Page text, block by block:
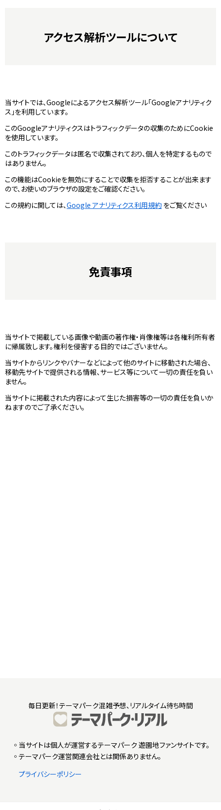
アクセス解析ツールについて
当サイトでは、Googleによるアクセス解析ツール「Googleアナリティク
ス」を利用しています。
このGoogleアナリティクスはトラフィックデータの収集のためにCookie
を使用しています。
このトラフィックデータは匿名で収集されており、個人を特定するもので
はありません。
この機能はCookieを無効にすることで収集を拒否することが出来ます
ので、お使いのブラウザの設定をご確認ください。
この規約に関しては、Google アナリティクス利用規約 をご覧ください
免責事項
当サイトで掲載している画像や動画の著作権・肖像権等は各権利所有者
に帰属致します。権利を侵害する目的ではございません。
当サイトからリンクやバナーなどによって他のサイトに移動された場合、
移動先サイトで提供される情報、サービス等について一切の責任を負い
ません。
当サイトに掲載された内容によって生じた損害等の一切の責任を負いか
ねますのでご了承ください。
毎日更新！テーマパーク混雑予想、リアルタイム待ち時間
◦当サイトは個人が運営するテーマパーク 遊園地ファンサイトです。
◦テーマパーク運営関連会社とは関係ありません。
プライバシーポリシー